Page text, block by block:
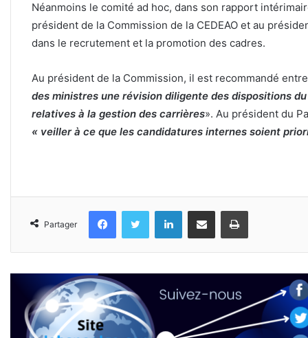
Néanmoins le comité ad hoc, dans son rapport
président de la Commission de la CEDEAO et au
dans le recrutement et la promotion des cadres.
Au président de la Commission, il est recommandé
des ministres une révision diligente des dispositions
relatives à la gestion des carrières». Au président du
« veiller à ce que les candidatures internes soient
Partager
FacebookTwitter LinkedinPartager par email Imprimer